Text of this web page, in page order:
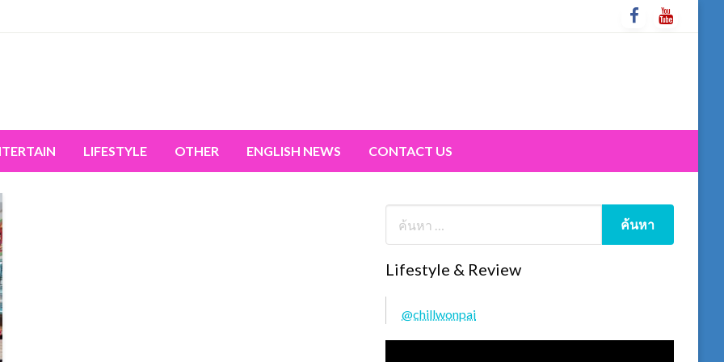
LIFESTYLE OTHER ENGLISH NEWS CONTACT US
Lifestyle & Review
@chillwonpai